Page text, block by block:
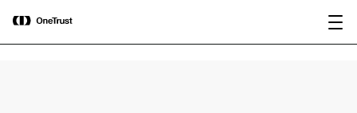
OneTrust als „Visionär“ im Gartner®
Magic Quadrant™ 2026 für
Plattformen zur KI-Governance